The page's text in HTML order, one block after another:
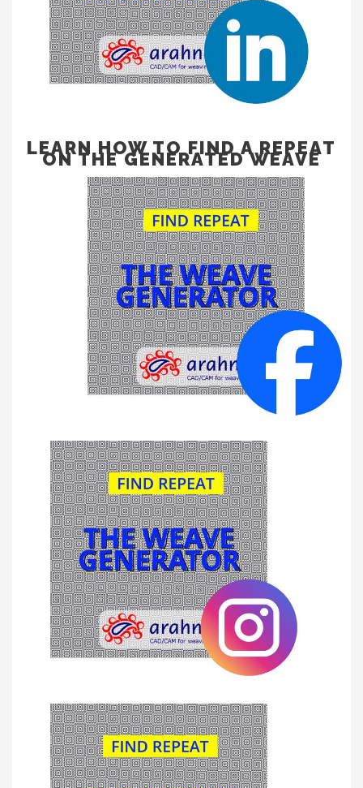
LEARN HOW TO FIND A REPEAT
ON THE GENERATED WEAVE